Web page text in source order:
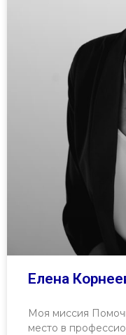
Елена
Моя миссия
место в